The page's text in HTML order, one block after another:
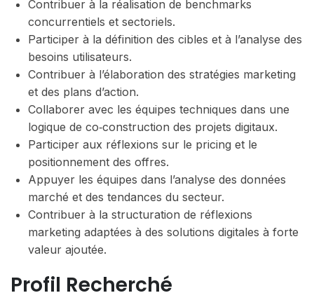
Contribuer à la réalisation de benchmarks
concurrentiels et sectoriels.
Participer à la définition des cibles et à l’analyse des
besoins utilisateurs.
Contribuer à l’élaboration des stratégies marketing
et des plans d’action.
Collaborer avec les équipes techniques dans une
logique de co‑construction des projets digitaux.
Participer aux réflexions sur le pricing et le
positionnement des offres.
Appuyer les équipes dans l’analyse des données
marché et des tendances du secteur.
Contribuer à la structuration de réflexions
marketing adaptées à des solutions digitales à forte
valeur ajoutée.
Profil Recherché